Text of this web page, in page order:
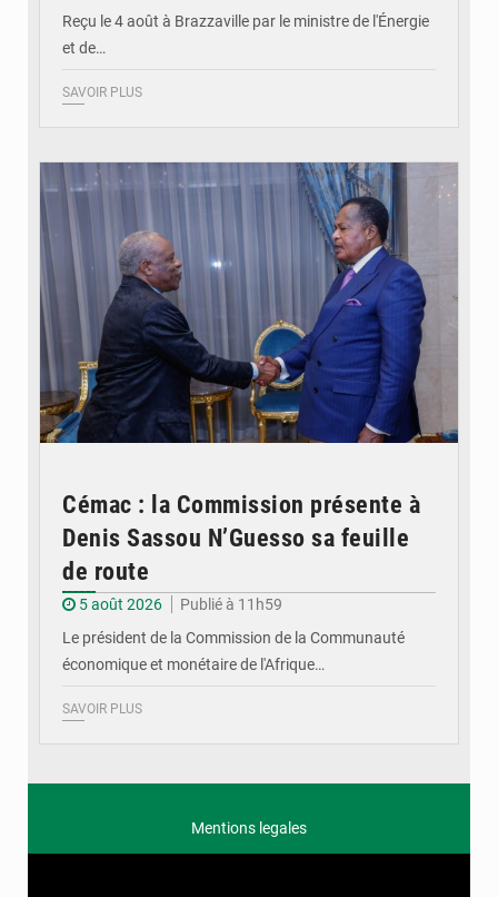
Reçu le 4 août à Brazzaville par le ministre de l'Énergie
et de…
SAVOIR PLUS
Cémac : la Commission présente à
Denis Sassou N’Guesso sa feuille
de route
5 août 2026
Publié à 11h59
Le président de la Commission de la Communauté
économique et monétaire de l'Afrique…
SAVOIR PLUS
Mentions legales